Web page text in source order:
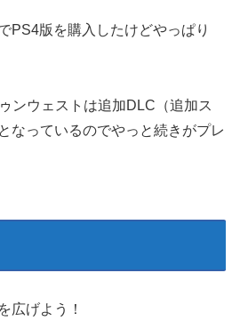
PS4版を購入したけどやっぱり
ンウェストは追加DLC（追加ス
なっているのでやっと続きがプレ
広げよう！